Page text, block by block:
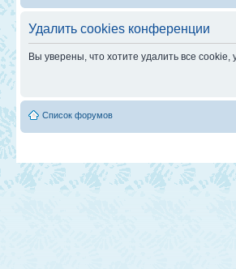
Удалить cookies конференции
Вы уверены, что хотите удалить все
Список форумов